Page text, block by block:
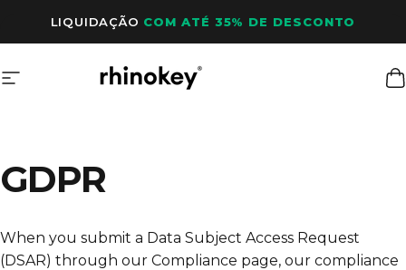
LIQUIDAÇÃO COM ATÉ 35% DE DESCONTO
Navegação do site
Rhinokey®
GDPR
When you submit a Data Subject Access Request
(DSAR) through our Compliance page, our compliance